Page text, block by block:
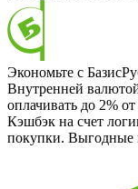
Экономьте с
Внутренней
оплачивать до 2%
Кэшбэк на счет
покупки. Выгодные